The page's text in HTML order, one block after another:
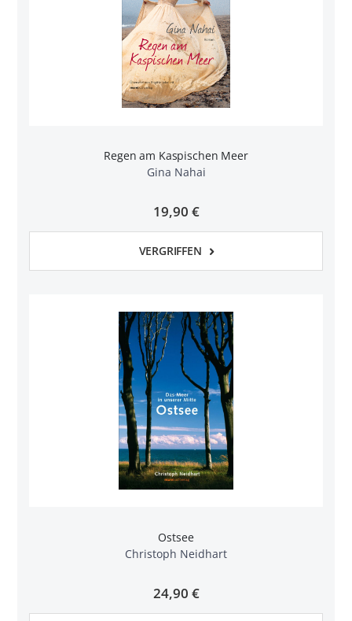
Regen am Kaspischen Meer
Gina Nahai
19,90 €
VERGRIFFEN
Ostsee
Christoph Neidhart
24,90 €